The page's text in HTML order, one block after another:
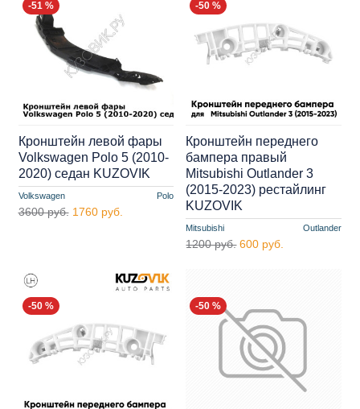
-51 %
Volkswagen Polo
Кронштейн левой фары
Volkswagen Polo 5 (2010-
2020) седан KUZOVIK
3600 руб. 1760 руб.
-50 %
Mitsubishi Outlander
Кронштейн переднего
бампера правый
Mitsubishi Outlander 3
(2015-2023) рестайлинг
KUZOVIK
1200 руб. 600 руб.
-50 % -50 %